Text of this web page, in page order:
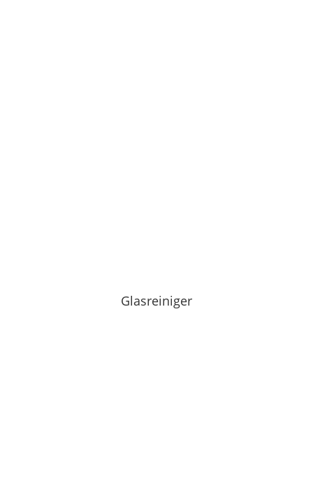
Glasreiniger